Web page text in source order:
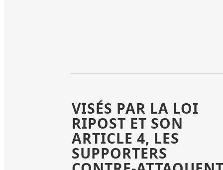
VISÉS PAR LA LOI
RIPOST ET SON
ARTICLE 4, LES
SUPPORTERS